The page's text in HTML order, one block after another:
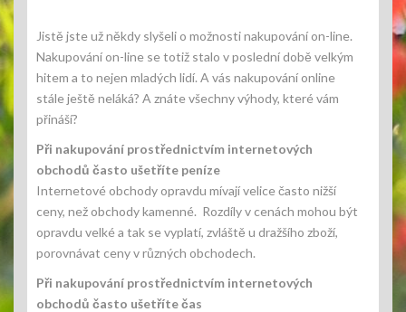
Jistě jste už někdy slyšeli o možnosti nakupování on-line.
Nakupování on-line se totiž stalo v poslední době velkým
hitem a to nejen mladých lidí. A vás nakupování online
stále ještě neláká? A znáte všechny výhody, které vám
přináší?
Při nakupování prostřednictvím internetových
obchodů často ušetříte peníze
Internetové obchody opravdu mívají velice často nižší
ceny, než obchody kamenné. Rozdíly v cenách mohou být
opravdu velké a tak se vyplatí, zvláště u dražšího zboží,
porovnávat ceny v různých obchodech.
Při nakupování prostřednictvím internetových
obchodů často ušetříte čas